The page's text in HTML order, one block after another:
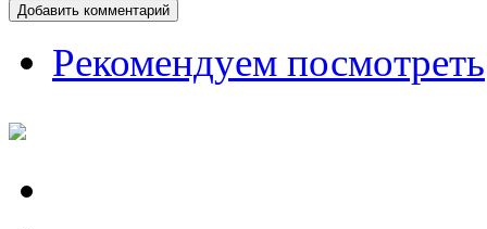
Добавить комментарий
Рекомендуем посмотреть